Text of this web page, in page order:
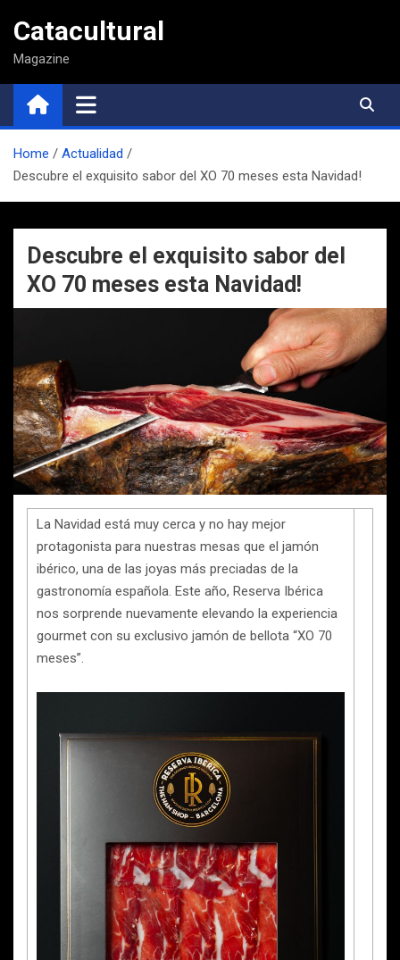
contenido
Catacultural
Magazine
Home
Actualidad
Descubre el exquisito sabor del XO 70 meses esta Navidad!
Descubre el exquisito sabor del
XO 70 meses esta Navidad!
La Navidad está muy cerca y no hay mejor
protagonista para nuestras mesas que el jamón
ibérico, una de las joyas más preciadas de la
gastronomía española. Este año, Reserva Ibérica
nos sorprende nuevamente elevando la experiencia
gourmet con su exclusivo jamón de bellota “XO 70
meses”.